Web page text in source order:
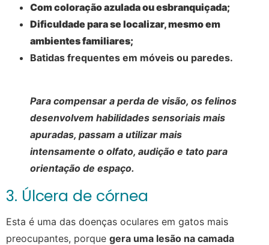
Com coloração azulada ou esbranquiçada;
Dificuldade para se localizar, mesmo em
ambientes familiares;
Batidas frequentes em móveis ou paredes.
Para compensar a perda de visão, os felinos
desenvolvem habilidades sensoriais mais
apuradas, passam a utilizar mais
intensamente o olfato, audição e tato para
orientação de espaço.
3. Úlcera de córnea
Esta é uma das doenças oculares em gatos mais
preocupantes, porque gera uma lesão na camada